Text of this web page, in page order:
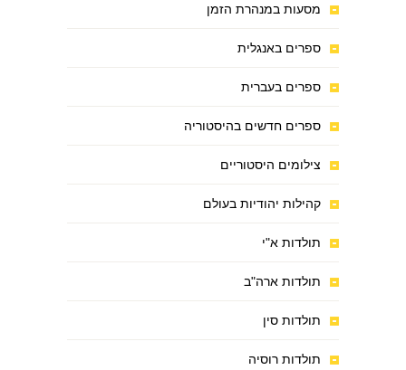
מסעות במנהרת הזמן
ספרים באנגלית
ספרים בעברית
ספרים חדשים בהיסטוריה
צילומים היסטוריים
קהילות יהודיות בעולם
תולדות א"י
תולדות ארה"ב
תולדות סין
תולדות רוסיה